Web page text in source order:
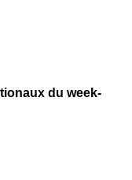
du week-